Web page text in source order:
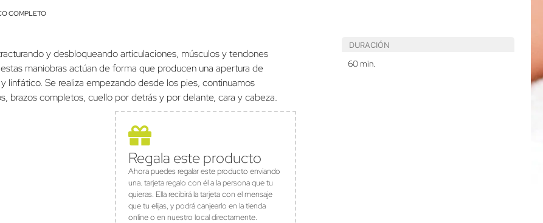
COMPLETO
y desbloqueando articulaciones, músculos y tendones
maniobras actúan de forma que producen una apertura de
linfático. Se realiza empezando desde los pies, continuamos
brazos completos, cuello por detrás y por delante, cara y cabeza.
Regala este producto
Ahora puedes regalar este producto enviando
una. tarjeta regalo con él a la persona que tu
quieras. Ella recibirá la tarjeta con el mensaje
que tu elijas, y podrá canjearlo en la tienda
online o en nuestro local directamente.
DURACIÓN
60 min.